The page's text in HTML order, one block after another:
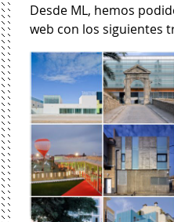
Desde ML, hemos
web con los siguientes